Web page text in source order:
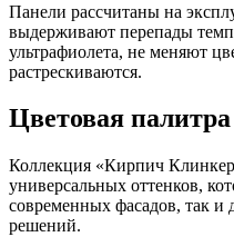
Панели рассчитаны на
выдерживают перепады
ультрафиолета, не меняют
растрескиваются.
Цветовая
Коллекция «Кирпич
универсальных оттенков,
современных фасадов, так и
решений.